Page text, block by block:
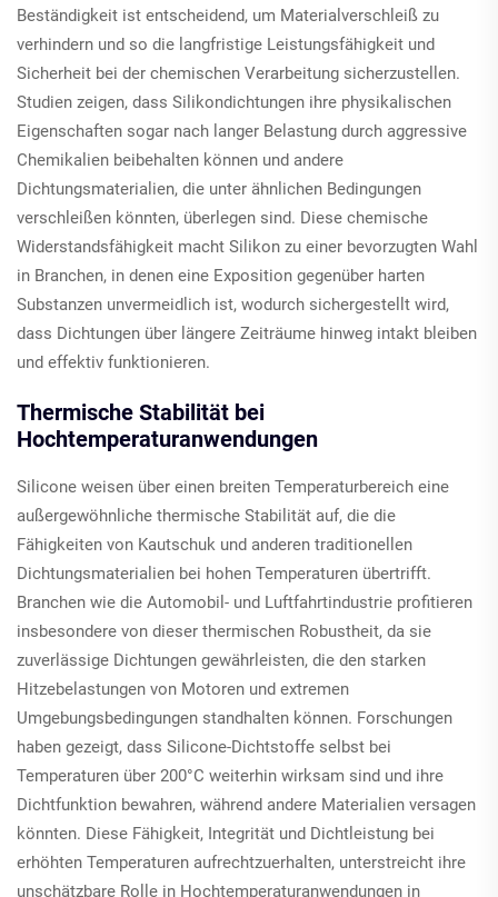
Beständigkeit ist entscheidend, um Materialverschleiß zu
verhindern und so die langfristige Leistungsfähigkeit und
Sicherheit bei der chemischen Verarbeitung sicherzustellen.
Studien zeigen, dass Silikondichtungen ihre physikalischen
Eigenschaften sogar nach langer Belastung durch aggressive
Chemikalien beibehalten können und andere
Dichtungsmaterialien, die unter ähnlichen Bedingungen
verschleißen könnten, überlegen sind. Diese chemische
Widerstandsfähigkeit macht Silikon zu einer bevorzugten Wahl
in Branchen, in denen eine Exposition gegenüber harten
Substanzen unvermeidlich ist, wodurch sichergestellt wird,
dass Dichtungen über längere Zeiträume hinweg intakt bleiben
und effektiv funktionieren.
Thermische Stabilität bei
Hochtemperaturanwendungen
Silicone weisen über einen breiten Temperaturbereich eine
außergewöhnliche thermische Stabilität auf, die die
Fähigkeiten von Kautschuk und anderen traditionellen
Dichtungsmaterialien bei hohen Temperaturen übertrifft.
Branchen wie die Automobil- und Luftfahrtindustrie profitieren
insbesondere von dieser thermischen Robustheit, da sie
zuverlässige Dichtungen gewährleisten, die den starken
Hitzebelastungen von Motoren und extremen
Umgebungsbedingungen standhalten können. Forschungen
haben gezeigt, dass Silicone-Dichtstoffe selbst bei
Temperaturen über 200°C weiterhin wirksam sind und ihre
Dichtfunktion bewahren, während andere Materialien versagen
könnten. Diese Fähigkeit, Integrität und Dichtleistung bei
erhöhten Temperaturen aufrechtzuerhalten, unterstreicht ihre
unschätzbare Rolle in Hochtemperaturanwendungen in